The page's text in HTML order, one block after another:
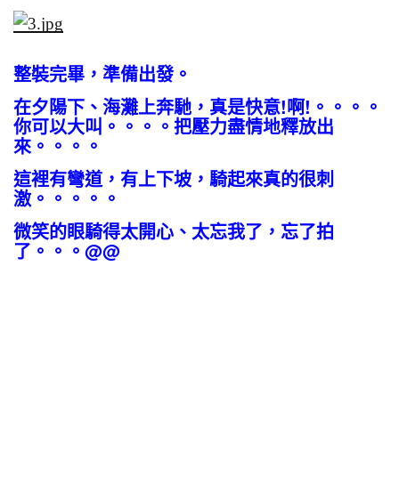
整裝完畢，準備出發。
在夕陽下、海灘上奔馳，真是快意!啊!。。。。
你可以大叫。。。。把壓力盡情地釋放出
來。。。。
這裡有彎道，有上下坡，騎起來真的很刺
激。。。。。
微笑的眼騎得太開心、太忘我了，忘了拍
了。。。@@